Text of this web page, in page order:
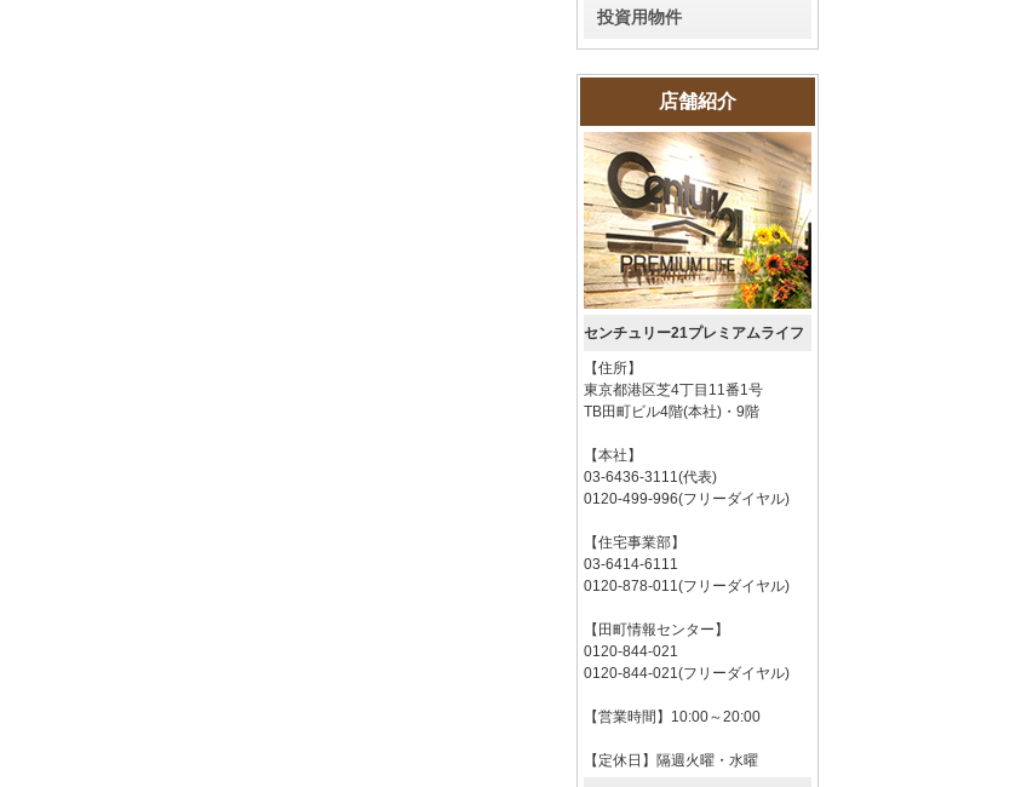
投資用物件
店舗紹介
センチュリー21プレミアムライフ
【住所】
東京都港区芝4丁目11番1号
TB田町ビル4階(本社)・9階
【本社】
03-6436-3111(代表)
0120-499-996(フリーダイヤル)
【住宅事業部】
03-6414-6111
0120-878-011(フリーダイヤル)
【田町情報センター】
0120-844-021
0120-844-021(フリーダイヤル)
【営業時間】10:00～20:00
【定休日】隔週火曜・水曜